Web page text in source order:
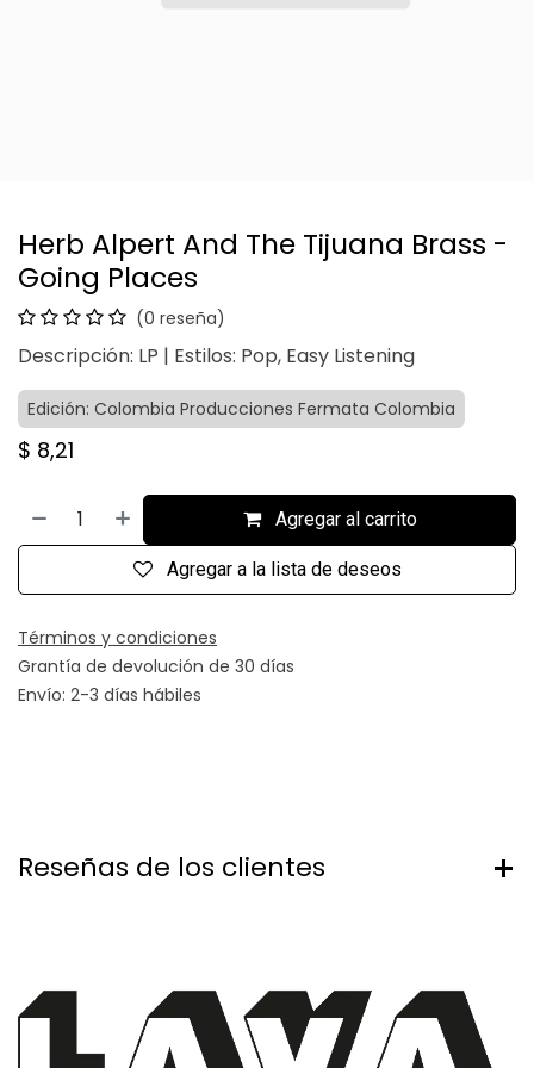
Herb Alpert And The Tijuana Brass -
Going Places
(0 reseña)
Descripción: LP | Estilos: Pop, Easy Listening
Edición: Colombia Producciones Fermata Colombia
$ 8,21
Agregar al carrito
Agregar a la lista de deseos
Términos y condiciones
Grantía de devolución de 30 días
Envío: 2-3 días hábiles
Reseñas de los clientes